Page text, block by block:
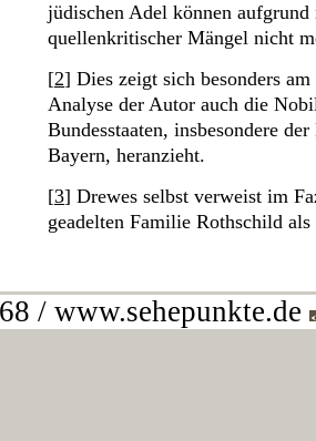
jüdischen Adel können
quellenkritischer Mängel nicht
[2] Dies zeigt sich besonders
Analyse der Autor auch die
Bundesstaaten, insbesondere
Bayern, heranzieht.
[3] Drewes selbst verweist im
geadelten Familie Rothschild
/ www.sehepunkte.de